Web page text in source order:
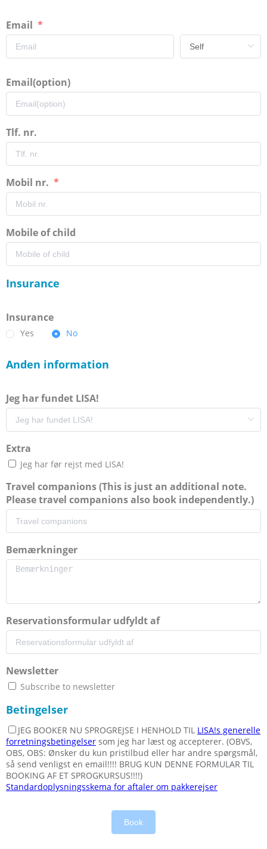
Email
Email(option)
Tlf. nr.
Mobil nr.
Mobile of child
Insurance
Insurance
Yes No
Anden information
Jeg har fundet LISA!
Extra
Jeg har før rejst med LISA!
Travel companions (This is just an additional note.
Please travel companions also book independently.)
Bemærkninger
Reservationsformular udfyldt af
Newsletter
Subscribe to newsletter
Betingelser
JEG BOOKER NU SPROGREJSE I HENHOLD TIL LISA!s generelle
forretningsbetingelser som jeg har læst og accepterer. (OBVS,
OBS, OBS: Ønsker du kun pristilbud eller har andre spørgsmål,
så send venligst en email!!!! BRUG KUN DENNE FORMULAR TIL
BOOKING AF ET SPROGKURSUS!!!!)
Standardoplysningsskema for aftaler om pakkerejser
Book